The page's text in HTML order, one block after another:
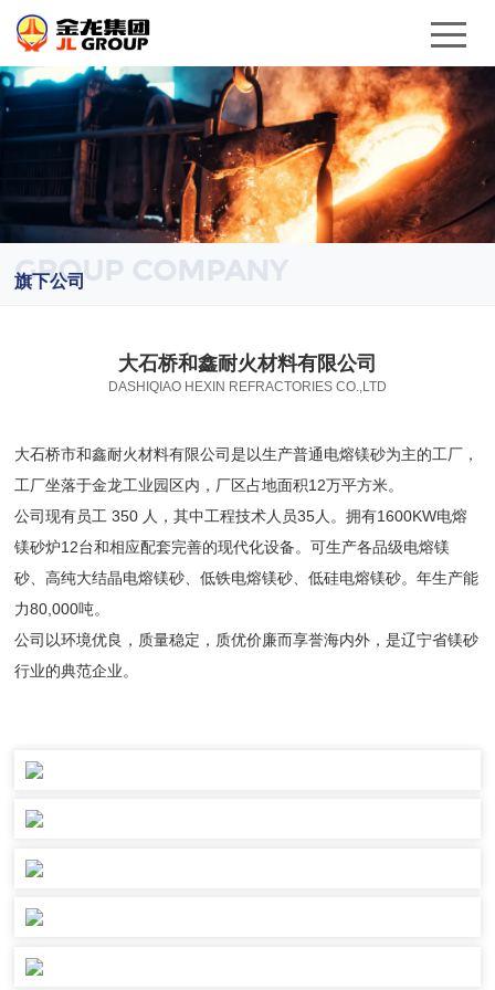
GROUP COMPANY
旗下公司
大石桥和鑫耐火材料有限公司
DASHIQIAO HEXIN REFRACTORIES CO.,LTD
大石桥市和鑫耐火材料有限公司是以生产普通电熔镁砂为主的工厂，
工厂坐落于金龙工业园区内，厂区占地面积12万平方米。
公司现有员工 350 人，其中工程技术人员35人。拥有1600KW电熔
镁砂炉12台和相应配套完善的现代化设备。可生产各品级电熔镁
砂、高纯大结晶电熔镁砂、低铁电熔镁砂、低硅电熔镁砂。年生产能
力80,000吨。
公司以环境优良，质量稳定，质优价廉而享誉海内外，是辽宁省镁砂
行业的典范企业。